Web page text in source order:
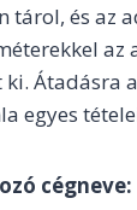
tárol, és az
az
Átadásra
egyes
cégneve: